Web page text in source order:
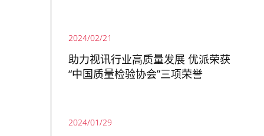
2024/02/21
助力视讯行业高质量发展 优派荣获
“中国质量检验协会”三项荣誉
2024/01/29